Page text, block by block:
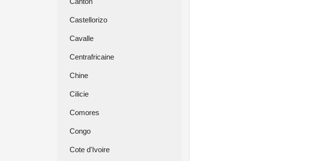
Castellorizo
Cavalle
Centrafricaine
Chine
Cilicie
Comores
Congo
Cote d'Ivoire